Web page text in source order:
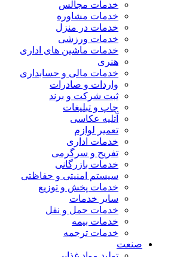
خدمات مجالس
خدمات مشاوره
خدمات در منزل
خدمات ورزشی
خدمات ماشین های اداری
هنری
خدمات مالی و حسابداری
واردات و صادرات
ثبت شرکت و برند
چاپ و تبلیغات
آتلیه عکاسی
تعمیر لوازم
خدمات اداری
تفریح و سرگرمی
خدمات بازرگانی
سیستم امنیتی و حفاظتی
خدمات پخش و توزیع
سایر خدمات
خدمات حمل و نقل
خدمات بیمه
خدمات ترجمه
صنعت